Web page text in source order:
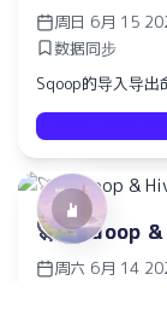
周日 6月 15
数据同步
Sqoop的导入导出
🚀 Hadoop
周六 6月 14
HOYO-